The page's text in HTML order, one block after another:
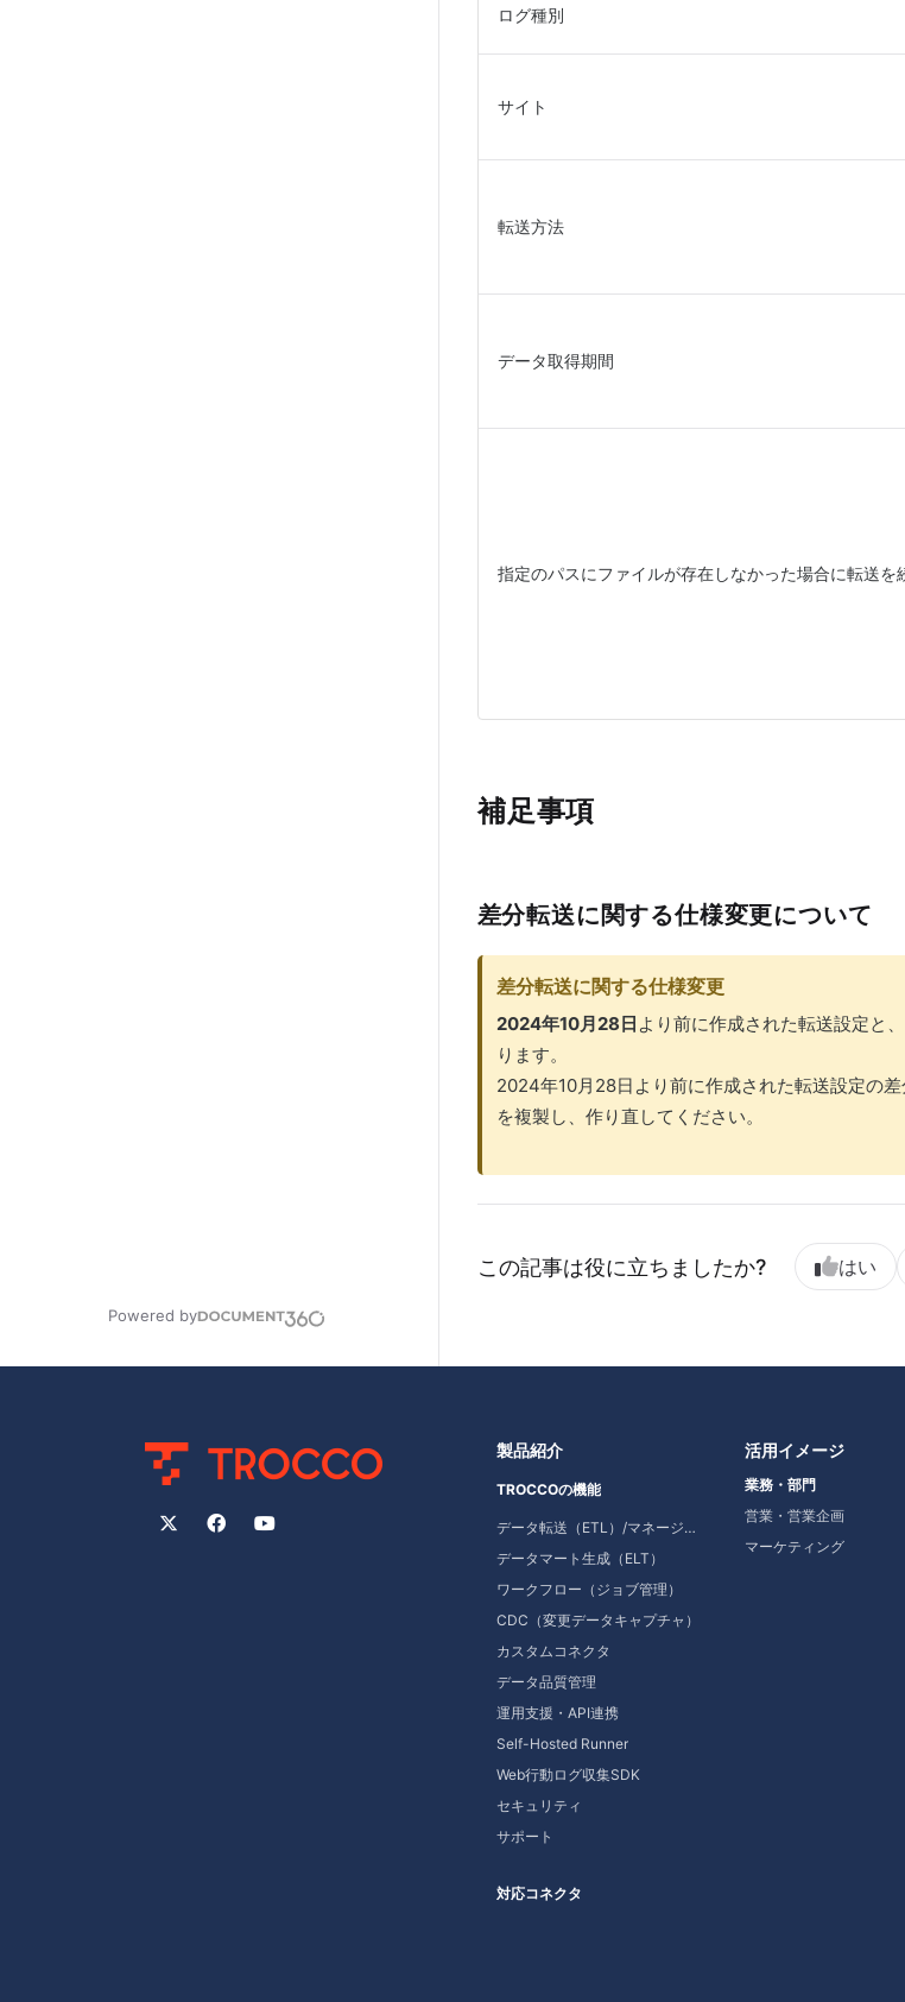
Powered by
ログ種別
サイト
転送方法
データ取得期間
指定のパスにファイルが存在しなかった場合に転送を
補足事項
差分転送に関する仕様変更について
差分転送に関する仕様変更
2024年10月28日 より前に作成された転送設定と
ります。
2024年10月28日より前に作成された転送設定の
を複製し、作り直してください。
この記事は役に立ちましたか? はい
製品紹介
TROCCOの機能
データ転送（ETL）/マネージドデータ転送
データマート生成（ELT）
ワークフロー（ジョブ管理）
CDC（変更データキャプチャ）
カスタムコネクタ
データ品質管理
運用支援・API連携
Self-Hosted Runner
Web行動ログ収集SDK
セキュリティ
サポート
対応コネクタ
活用イメージ
業務・部門
営業・営業企画
マーケティング